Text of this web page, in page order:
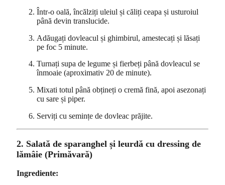
Într-o oală, încălziți uleiul și căliți ceapa și usturoiul
până devin translucide.
Adăugați dovleacul și ghimbirul, amestecați și lăsați
pe foc 5 minute.
Turnați supa de legume și fierbeți până dovleacul se
înmoaie (aproximativ 20 de minute).
Mixati totul până obțineți o cremă fină, apoi asezonați
cu sare și piper.
Serviți cu semințe de dovleac prăjite.
2. Salată de sparanghel și leurdă cu dressing de
lămâie (Primăvară)
Ingrediente: